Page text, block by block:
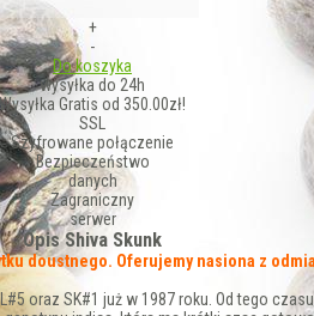
+
-
Do koszyka
wysyłka do 24h
Wysyłka Gratis od 350.00zł!
SSL
Szyfrowane połączenie
Bezpieczeństwo
danych
Zagraniczny
serwer
Opis Shiva Skunk
doustnego. Oferujemy nasiona z
oraz SK#1 już w 1987 roku. Od tego